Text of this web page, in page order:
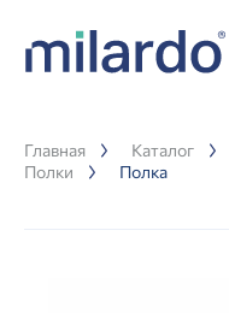
Главная Каталог
Полки
Полка